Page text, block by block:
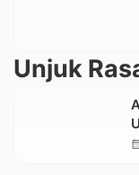
Unjuk